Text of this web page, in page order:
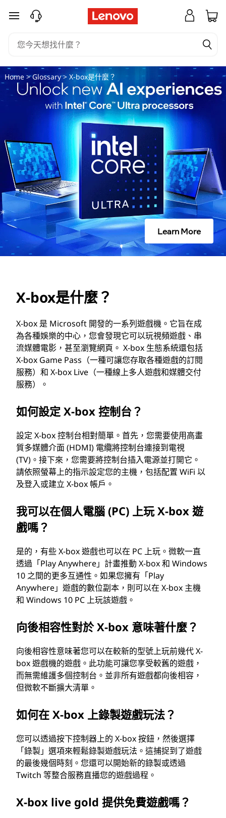
X
o
x
什
麼
？
跳至主要內容
Home>Glossary> X-box是什麼？
Learn More
X-box是什麼？
X-box 是 Microsoft 開發的一系列遊戲機。它旨在成
為各種娛樂的中心，您會發現它可以玩視頻遊戲、串
流媒體電影，甚至瀏覽網頁。 X-box 生態系統還包括
X-box Game Pass（一種可讓您存取各種遊戲的訂閱
服務）和 X-box Live（一種線上多人遊戲和媒體交付
服務）。
如何設定 X-box 控制台？
設定 X-box 控制台相對簡單。首先，您需要使用高畫
質多媒體介面 (HDMI) 電纜將控制台連接到電視
(TV)。接下來，您需要將控制台插入電源並打開它。
請依照螢幕上的指示設定您的主機，包括配置 WiFi 以
及登入或建立 X-box 帳戶。
我可以在個人電腦 (PC) 上玩 X-box 遊
戲嗎？
是的，有些 X-box 遊戲也可以在 PC 上玩。微軟一直
透過「Play Anywhere」計畫推動 X-box 和 Windows
10 之間的更多互通性。如果您擁有「Play
Anywhere」遊戲的數位副本，則可以在 X-box 主機
和 Windows 10 PC 上玩該遊戲。
向後相容性對於 X-box 意味著什麼？
向後相容性意味著您可以在較新的型號上玩前幾代 X-
box 遊戲機的遊戲。此功能可讓您享受較舊的遊戲，
而無需維護多個控制台。並非所有遊戲都向後相容，
但微軟不斷擴大清單。
如何在 X-box 上錄製遊戲玩法？
您可以透過按下控制器上的 X-box 按鈕，然後選擇
「錄製」選項來輕鬆錄製遊戲玩法。這捕捉到了遊戲
的最後幾個時刻。您還可以開始新的錄製或透過
Twitch 等整合服務直播您的遊戲過程。
X-box live gold 提供免費遊戲嗎？